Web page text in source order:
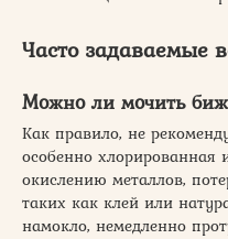
Часто задаваемые
Можно ли мочить
Как правило, не
особенно хлорированная
окислению металлов,
таких как клей или
намокло, немедленно